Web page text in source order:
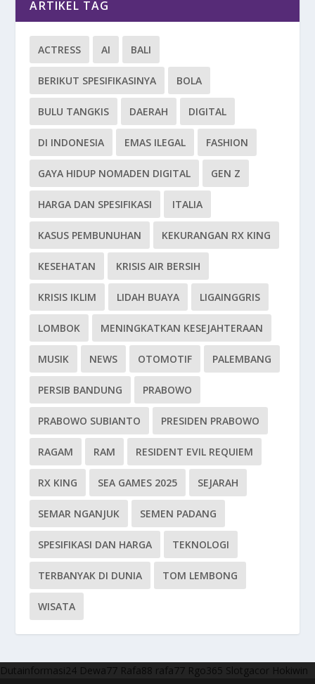
ARTIKEL TAG
ACTRESS AI BALI
BERIKUT SPESIFIKASINYA BOLA
BULU TANGKIS DAERAH DIGITAL
DI INDONESIA EMAS ILEGAL FASHION
GAYA HIDUP NOMADEN DIGITAL GEN Z
HARGA DAN SPESIFIKASI ITALIA
KASUS PEMBUNUHAN KEKURANGAN RX KING
KESEHATAN KRISIS AIR BERSIH
KRISIS IKLIM LIDAH BUAYA LIGAINGGRIS
LOMBOK MENINGKATKAN KESEJAHTERAAN
MUSIK NEWS OTOMOTIF PALEMBANG
PERSIB BANDUNG PRABOWO
PRABOWO SUBIANTO PRESIDEN PRABOWO
RAGAM RAM RESIDENT EVIL REQUIEM
RX KING SEA GAMES 2025 SEJARAH
SEMAR NGANJUK SEMEN PADANG
SPESIFIKASI DAN HARGA TEKNOLOGI
TERBANYAK DI DUNIA TOM LEMBONG
WISATA
Dutainformasi24 Dewa77 Rafa88 rafa77 Rgo365 Slotgacor Hokiwin